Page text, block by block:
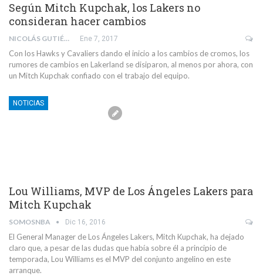
Según Mitch Kupchak, los Lakers no
consideran hacer cambios
NICOLÁS GUTIÉRREZ CISTERNAS Ene 7, 2017
Con los Hawks y Cavaliers dando el inicio a los cambios de cromos, los
rumores de cambios en Lakerland se disiparon, al menos por ahora, con
un Mitch Kupchak confiado con el trabajo del equipo.
NOTICIAS
Lou Williams, MVP de Los Ángeles Lakers para
Mitch Kupchak
SOMOSNBA Dic 16, 2016
El General Manager de Los Ángeles Lakers, Mitch Kupchak, ha dejado
claro que, a pesar de las dudas que había sobre él a principio de
temporada, Lou Williams es el MVP del conjunto angelino en este
arranque.